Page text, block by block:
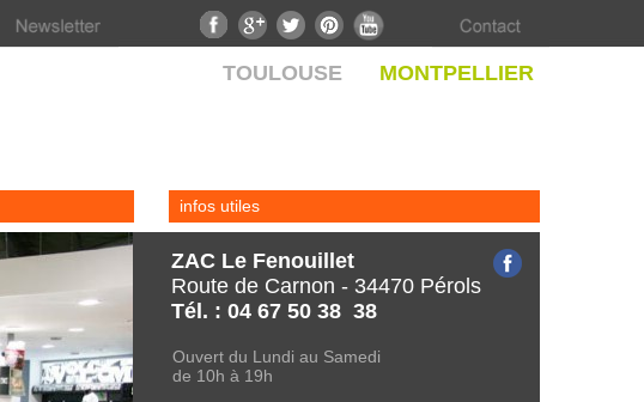
Ouvert du Lundi au Samedi
de 10h à 19h
ZAC Le Fenouillet
Route de Carnon - 34470 Pérols
Tél. : 04 67 50 38 38
MONTPELLIER
TOULOUSE
infos utiles